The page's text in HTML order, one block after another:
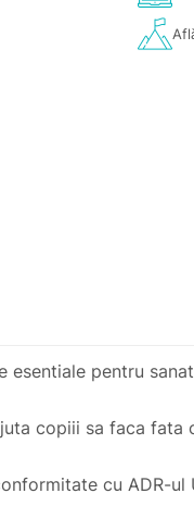
pentru
copiii sa faca fata
cu ADR-ul